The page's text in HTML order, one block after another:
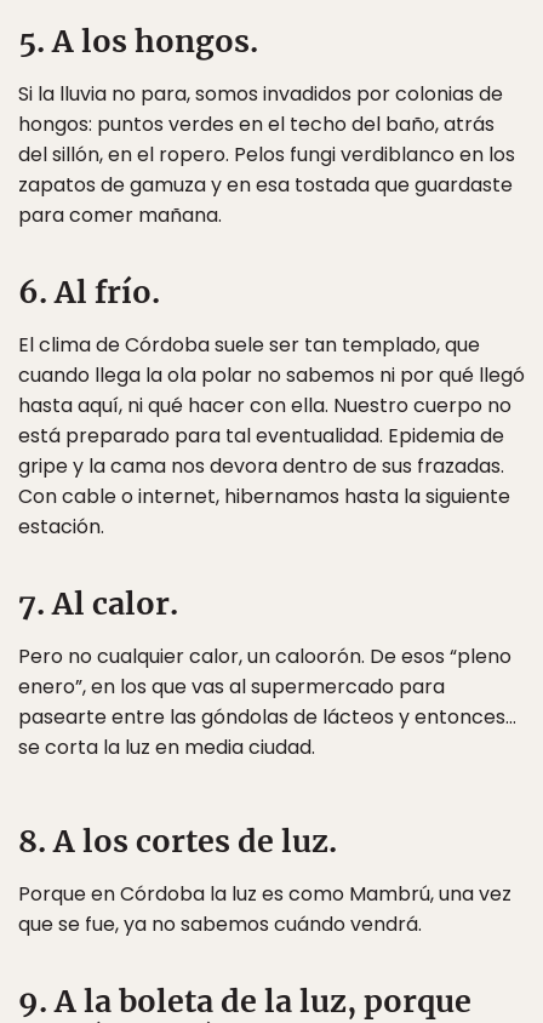
5. A los hongos.
Si la lluvia no para, somos invadidos por colonias de
hongos: puntos verdes en el techo del baño, atrás
del sillón, en el ropero. Pelos fungi verdiblanco en los
zapatos de gamuza y en esa tostada que guardaste
para comer mañana.
6. Al frío.
El clima de Córdoba suele ser tan templado, que
cuando llega la ola polar no sabemos ni por qué llegó
hasta aquí, ni qué hacer con ella. Nuestro cuerpo no
está preparado para tal eventualidad. Epidemia de
gripe y la cama nos devora dentro de sus frazadas.
Con cable o internet, hibernamos hasta la siguiente
estación.
7. Al calor.
Pero no cualquier calor, un caloorón. De esos “pleno
enero”, en los que vas al supermercado para
pasearte entre las góndolas de lácteos y entonces…
se corta la luz en media ciudad.
8. A los cortes de luz.
Porque en Córdoba la luz es como Mambrú, una vez
que se fue, ya no sabemos cuándo vendrá.
9. A la boleta de la luz, porque